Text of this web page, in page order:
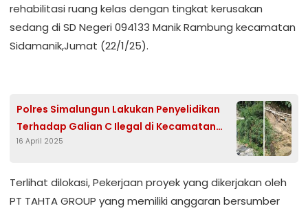
rehabilitasi ruang kelas dengan tingkat kerusakan
sedang di SD Negeri 094133 Manik Rambung kecamatan
Sidamanik,Jumat (22/1/25).
Polres Simalungun Lakukan Penyelidikan
Terhadap Galian C Ilegal di Kecamatan
Dolok Panribuan
16 April 2025
Terlihat dilokasi, Pekerjaan proyek yang dikerjakan oleh
PT TAHTA GROUP yang memiliki anggaran bersumber